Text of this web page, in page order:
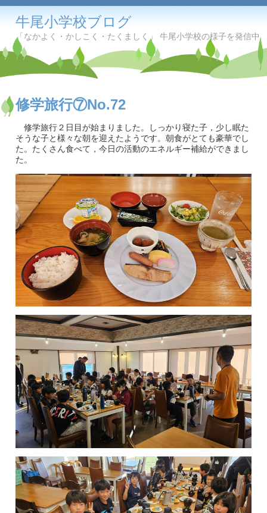
牛尾小学校ブログ
「なかよく・かしこく・たくましく」 牛尾小学校の様子を発信中
修学旅行⑦No.72
修学旅行２日目が始まりました。しっかり寝た子，少し眠た
そうな子と様々な朝を迎えたようです。朝食がとても豪華でし
た。たくさん食べて，今日の活動のエネルギー補給ができまし
た。